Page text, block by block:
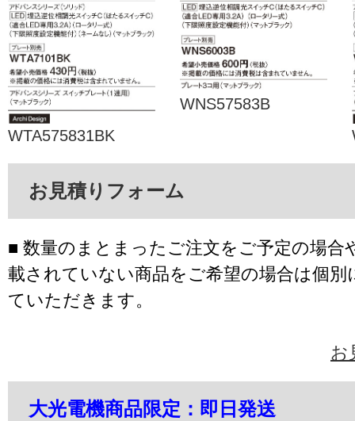
WTA575831BK
WNS57583B
お見積りフォーム
■ 数量のまとまったご注文をご予定の場合
載されていない商品をご希望の場合は個別
ていただきます。
お
大光電機商品限定：即日発送